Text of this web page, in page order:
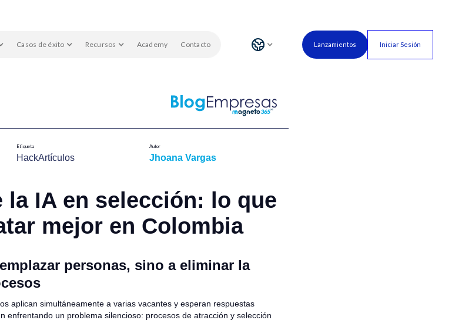
Casos de éxito Recursos Academy Contacto Lanzamientos Iniciar Sesión
Etiqueta
HackArtículos
Autor
Jhoana Vargas
la IA en selección: lo que
mejor en Colombia
personas, sino a eliminar la
aplican simultáneamente a varias vacantes y esperan respuestas
enfrentando un problema silencioso: procesos de atracción y selección